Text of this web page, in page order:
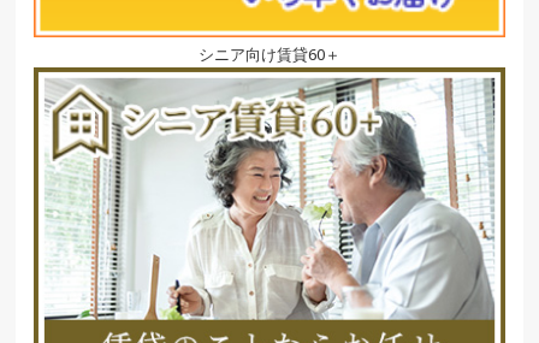
シニア向け賃貸60＋